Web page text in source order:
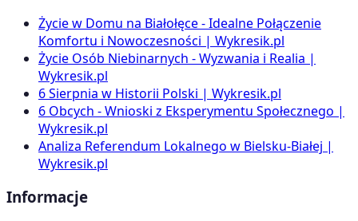
Życie w Domu na Białołęce - Idealne Połączenie
Komfortu i Nowoczesności | Wykresik.pl
Życie Osób Niebinarnych - Wyzwania i Realia |
Wykresik.pl
6 Sierpnia w Historii Polski | Wykresik.pl
6 Obcych - Wnioski z Eksperymentu Społecznego |
Wykresik.pl
Analiza Referendum Lokalnego w Bielsku-Białej |
Wykresik.pl
Informacje